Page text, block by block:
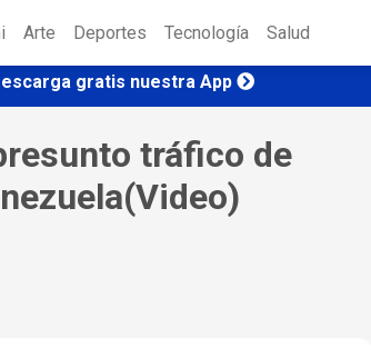
Arte Deportes Tecnología Salud
gratis nuestra App
tráfico de